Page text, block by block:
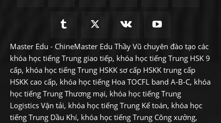
Master Edu - ChineMaster Edu Thầy Vũ chuyên đào tạo các
khóa học tiếng Trung giao tiếp, khóa học tiếng Trung HSK 9
cấp, khóa học tiếng Trung HSKK sơ cấp HSKK trung cấp
HSKK cao cấp, khóa học tiếng Hoa TOCFL band A-B-C, khóa
học tiếng Trung Thương mại, khóa học tiếng Trung
Logistics Vận tải, khóa học tiếng Trung Kế toán, khóa học
tiếng Trung Dầu Khí, khóa học tiếng Trung Công xưởng,